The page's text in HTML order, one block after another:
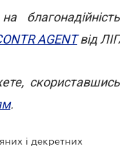
AGENTвід
.
і декретних